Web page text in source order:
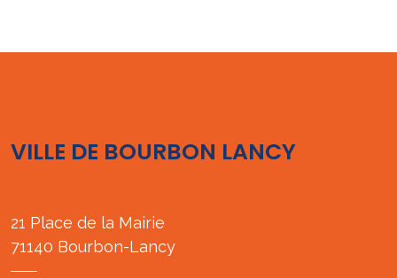
VILLE DE BOURBON LANCY
21 Place de la Mairie
71140 Bourbon-Lancy